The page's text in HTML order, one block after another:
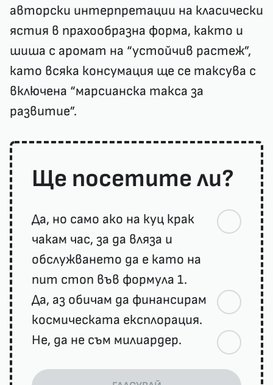
авторски интерпретации на класически
ястия в прахообразна форма, както и
шиша с аромат на “устойчив растеж”,
като всяка консумация ще се таксува с
включена “марсианска такса за
развитие”.
Ще посетите ли?
Да, но само ако на куц крак
чакам час, за да вляза и
обслужването да е като на
пит стоп във формула 1.
Да, аз обичам да финансирам
космическата експлорация.
Не, да не съм милиардер.